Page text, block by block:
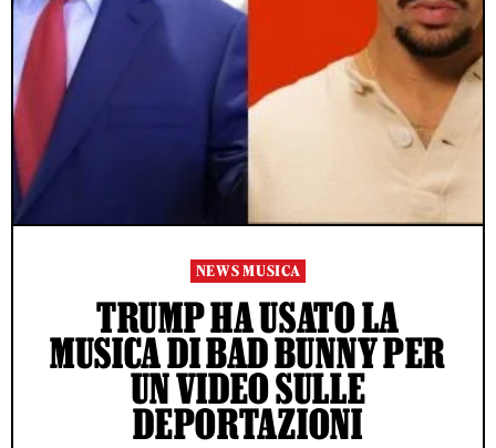
NEWS MUSICA
TRUMP HA USATO LA
MUSICA DI BAD BUNNY PER
UN VIDEO SULLE
DEPORTAZIONI